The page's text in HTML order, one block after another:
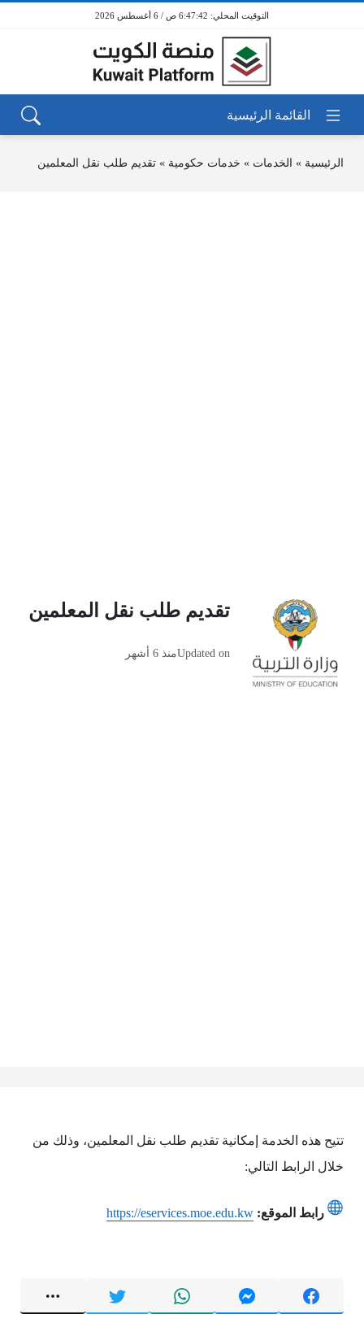
6:47:42 ص / 6 أغسطس 2026
الرئيسية » الخدمات » خدمات حكومية » تقديم طلب نقل المعلمين
تقديم طلب نقل المعلمين
Updated onمنذ 6 أشهر
تتيح هذه الخدمة إمكانية تقديم طلب نقل المعلمين، وذلك من
خلال الرابط التالي:
رابط الموقع: https://eservices.moe.edu.kw